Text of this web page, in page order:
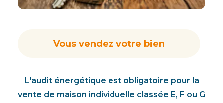
Vous vendez votre bien
L'audit énergétique est obligatoire pour la
vente de maison individuelle classée E, F ou G